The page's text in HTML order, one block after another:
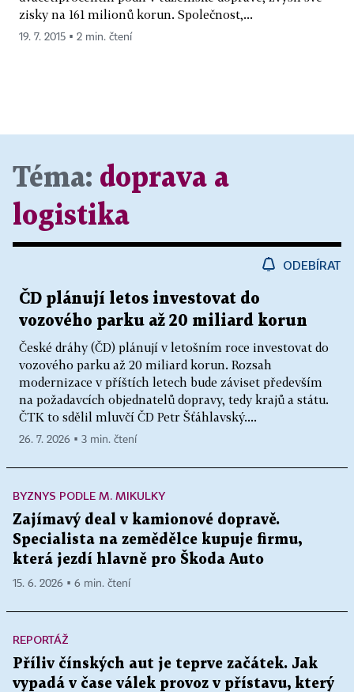
zisky na 161 milionů korun. Společnost,...
19. 7. 2015 ▪ 2 min. čtení
Téma: doprava a
logistika
ODEBÍRAT
ČD plánují letos investovat do
vozového parku až 20 miliard korun
České dráhy (ČD) plánují v letošním roce investovat do
vozového parku až 20 miliard korun. Rozsah
modernizace v příštích letech bude záviset především
na požadavcích objednatelů dopravy, tedy krajů a státu.
ČTK to sdělil mluvčí ČD Petr Šťáhlavský....
26. 7. 2026 ▪ 3 min. čtení
BYZNYS PODLE M. MIKULKY
Zajímavý deal v kamionové dopravě.
Specialista na zemědělce kupuje firmu,
která jezdí hlavně pro Škoda Auto
15. 6. 2026 ▪ 6 min. čtení
REPORTÁŽ
Příliv čínských aut je teprve začátek. Jak
vypadá v čase válek provoz v přístavu, který